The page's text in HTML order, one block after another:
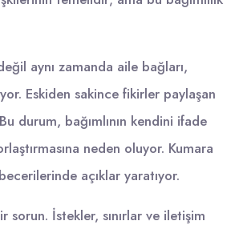
aynı zamanda aile bağları,
Eskiden sakince fikirler paylaşan
durum, bağımlının kendini ifade
neden oluyor. Kumara
açıklar yaratıyor.
sorun. İstekler, sınırlar ve iletişim